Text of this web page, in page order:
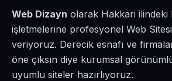
Web Dizayn olarak Hakkari ilindeki
işletmelerine profesyonel Web Sitesi
veriyoruz. Derecik esnafı ve
öne çıksın diye kurumsal
uyumlu siteler hazırlıyoruz.